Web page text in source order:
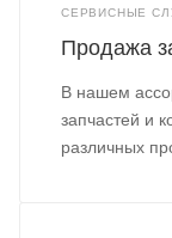
СЕРВИСНЫЕ
Продажа
В нашем
запчастей и
различных